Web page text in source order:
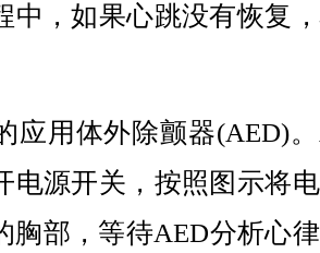
中，如果心跳没有恢复
用体外除颤器(AED)。
电源开关，按照图示将
胸部，等待AED分析心